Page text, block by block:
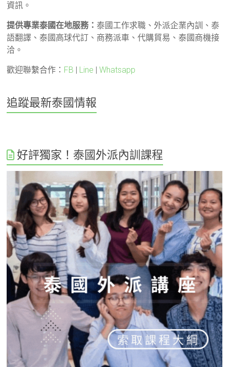
資訊。
提供專業泰國在地服務：泰國工作求職、外派企業內訓、泰
語翻譯、泰國高球代訂、商務派車、代購貿易、泰國商機接
洽。
歡迎聯繫合作： FB | Line |Whatsapp
追蹤最新泰國情報
好評獨家！泰國外派內訓課程